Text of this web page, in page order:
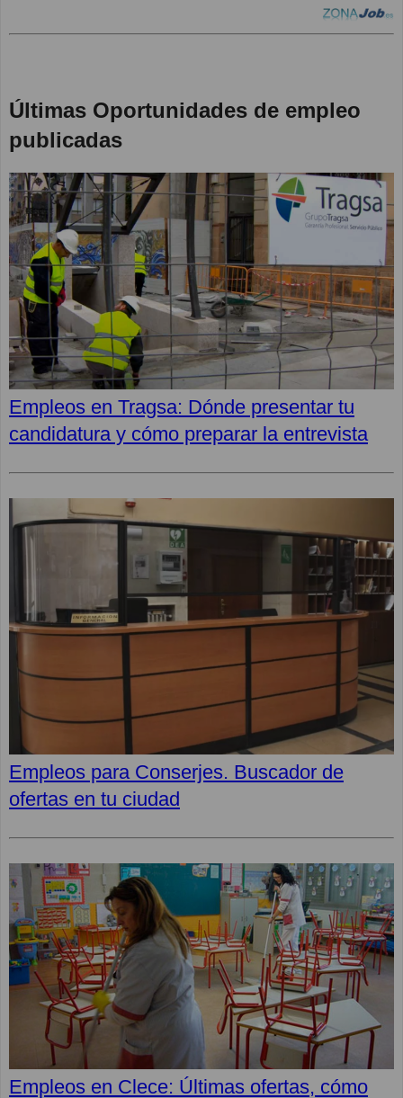
Últimas Oportunidades de empleo
publicadas
Empleos en Tragsa: Dónde presentar tu
candidatura y cómo preparar la entrevista
Empleos para Conserjes. Buscador de
ofertas en tu ciudad
Empleos en Clece: Últimas ofertas, cómo